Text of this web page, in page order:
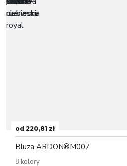
od 220,81 zł
Bluza ARDON®M007
8 kolory